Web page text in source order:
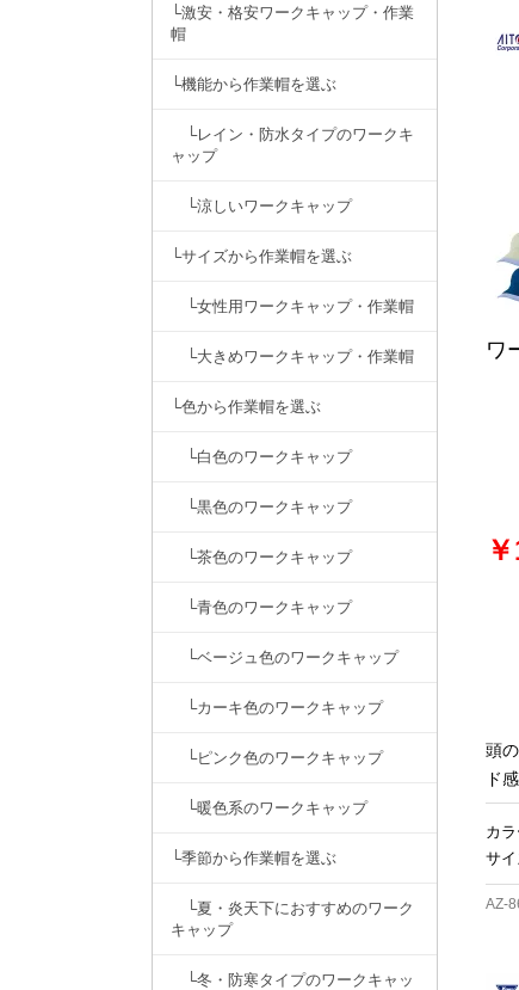
└激安・格安ワークキャップ・作業
帽
└機能から作業帽を選ぶ
└レイン・防水タイプのワークキ
ャップ
└涼しいワークキャップ
└サイズから作業帽を選ぶ
└女性用ワークキャップ・作業帽
└大きめワークキャップ・作業帽
└色から作業帽を選ぶ
└白色のワークキャップ
└黒色のワークキャップ
└茶色のワークキャップ
└青色のワークキャップ
└ベージュ色のワークキャップ
└カーキ色のワークキャップ
└ピンク色のワークキャップ
└暖色系のワークキャップ
└季節から作業帽を選ぶ
└夏・炎天下におすすめのワーク
キャップ
└冬・防寒タイプのワークキャッ
ワ
頭
ド
カ
サイ
AZ-